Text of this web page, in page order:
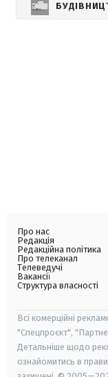
Про нас
Редакція
Редакційна політика
Про телеканал
Телеведучі
Вакансії
Структура власності
Всі комерційні
"Спецпроєкт",
Детальніше щодо
ознайомитись в